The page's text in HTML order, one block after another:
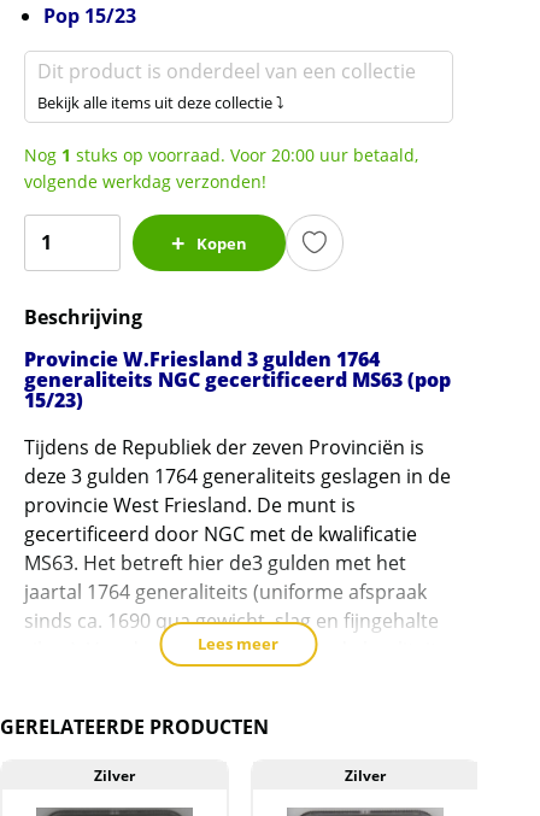
Pop 15/23
Dit product is onderdeel van een collectie
Bekijk alle items uit deze collectie ⤵
Nog 1 stuks op voorraad. Voor 20:00 uur betaald,
volgende werkdag verzonden!
W.Friesland
gulden
1764
generaliteits
NGC
gecertificeerd
MS63
(pop
15/23)
aantal
Kopen
Beschrijving
Provincie W.Friesland 3 gulden 1764
generaliteits NGC gecertificeerd MS63 (pop
15/23)
Tijdens de Republiek der zeven Provinciën is
deze 3 gulden 1764 generaliteits geslagen in de
provincie West Friesland. De munt is
gecertificeerd door NGC met de kwalificatie
MS63. Het betreft hier de3 gulden met het
jaartal 1764 generaliteits (uniforme afspraak
sinds ca. 1690 qua gewicht, slag en fijngehalte
zilver). Van deze munt zijn er 15 in de kwaliteit
De munt
zijn ze niet erg makkelijk te vinden in kwaliteit
Lees meer
GERELATEERDE PRODUCTEN
Zilver Zilver